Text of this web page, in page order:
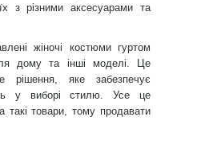
з різними аксесуарами та
жіночі костюми гуртом
дому та інші моделі. Це
рішення, яке забезпечує
у виборі стилю. Усе це
товари, тому продавати